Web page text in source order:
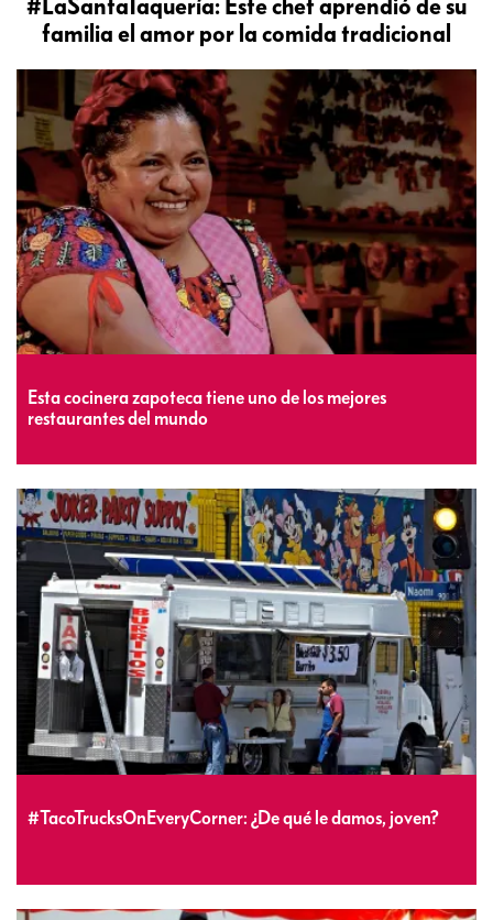
#LaSantaTaquería: Este chef aprendió de su
familia el amor por la comida tradicional
Esta cocinera zapoteca tiene uno de los mejores
restaurantes del mundo
#TacoTrucksOnEveryCorner: ¿De qué le damos, joven?